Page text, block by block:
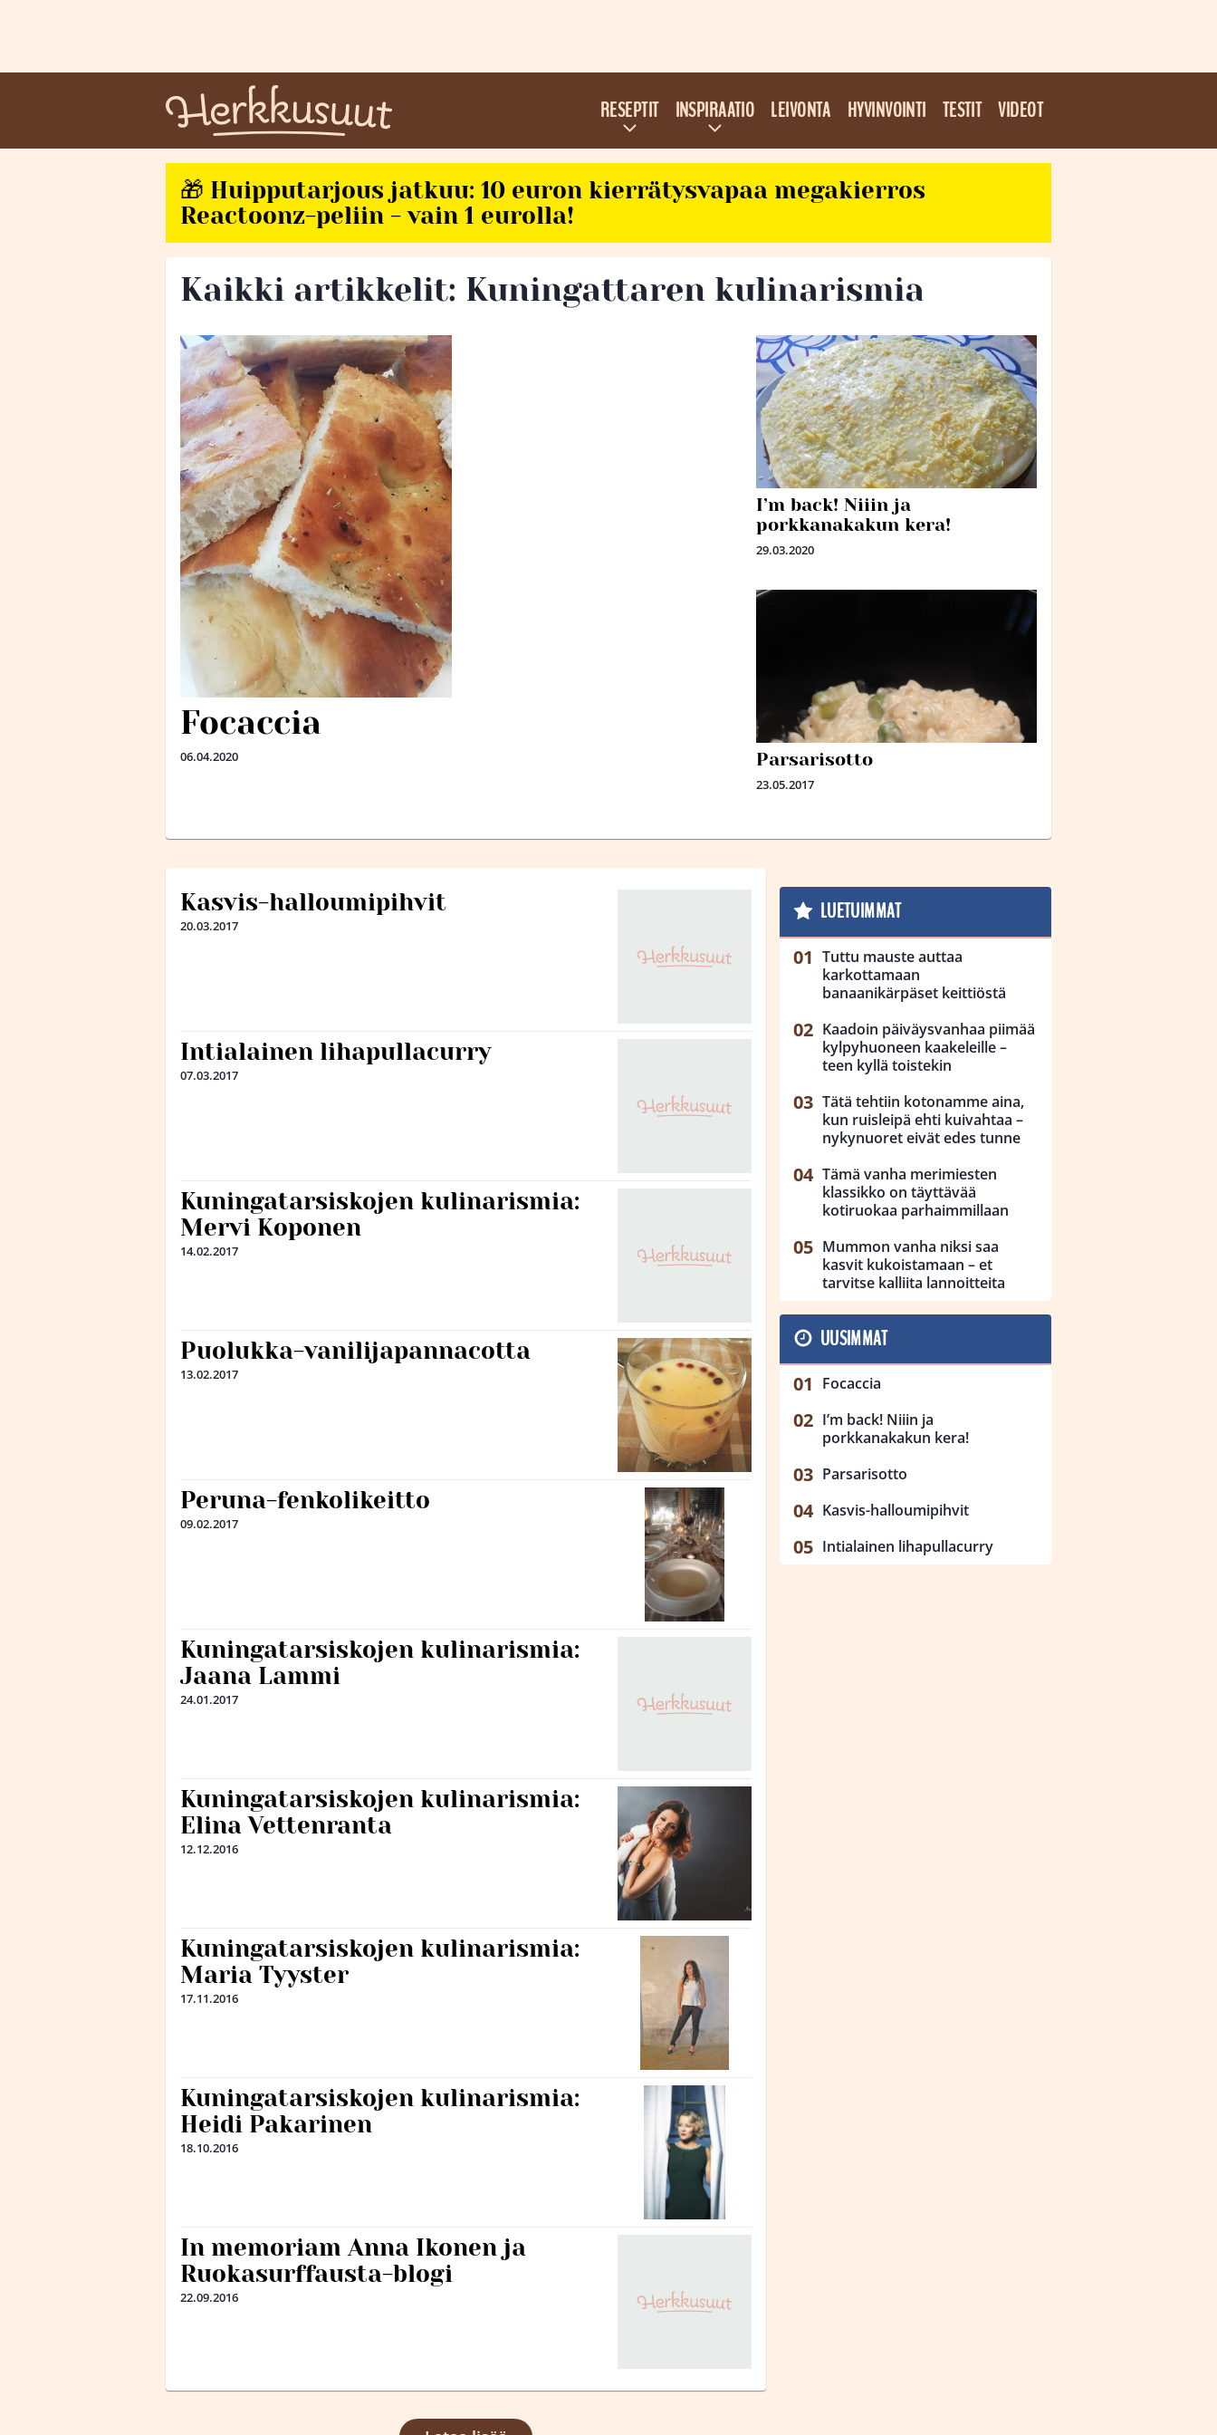
RESEPTIT INSPIRAATIO LEIVONTA HYVINVOINTI TESTIT VIDEOT
🎁 Huipputarjous jatkuu: 10 euron kierrätysvapaa megakierros
Reactoonz-peliin - vain 1 eurolla!
Kaikki artikkelit: Kuningattaren kulinarismia
Focaccia
06.04.2020
I’m back! Niiin ja
porkkanakakun kera!
29.03.2020
Parsarisotto
23.05.2017
Kasvis-halloumipihvit
20.03.2017
Intialainen lihapullacurry
07.03.2017
Kuningatarsiskojen kulinarismia:
Mervi Koponen
14.02.2017
Puolukka-vanilijapannacotta
13.02.2017
Peruna-fenkolikeitto
09.02.2017
Kuningatarsiskojen kulinarismia:
Jaana Lammi
24.01.2017
Kuningatarsiskojen kulinarismia:
Elina Vettenranta
12.12.2016
Kuningatarsiskojen kulinarismia:
Maria Tyyster
17.11.2016
Kuningatarsiskojen kulinarismia:
Heidi Pakarinen
18.10.2016
In memoriam Anna Ikonen ja
Ruokasurffausta-blogi
22.09.2016
LUETUIMMAT
Tuttu mauste auttaa
karkottamaan
banaanikärpäset keittiöstä
Kaadoin päiväysvanhaa piimää
kylpyhuoneen kaakeleille –
teen kyllä toistekin
Tätä tehtiin kotonamme aina,
kun ruisleipä ehti kuivahtaa –
nykynuoret eivät edes tunne
Tämä vanha merimiesten
klassikko on täyttävää
kotiruokaa parhaimmillaan
Mummon vanha niksi saa
kasvit kukoistamaan – et
tarvitse kalliita lannoitteita
UUSIMMAT
Focaccia
I’m back! Niiin ja
porkkanakakun kera!
Parsarisotto
Kasvis-halloumipihvit
Intialainen lihapullacurry